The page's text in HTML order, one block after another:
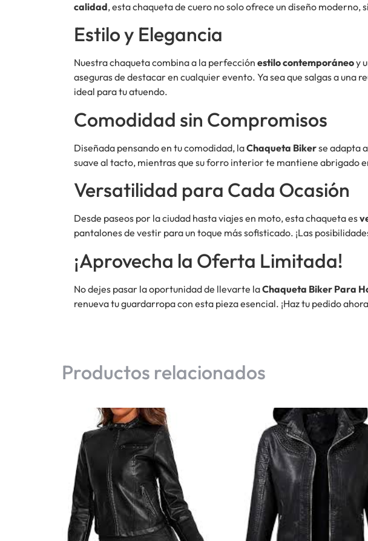
calidad, esta chaqueta de cuero no solo ofrece un diseño
Estilo y Elegancia
Nuestra chaqueta combina a la perfección estilo contemporáneoy
aseguras de destacar en cualquier evento. Ya sea que salgas a una
ideal para tu atuendo.
Comodidad sin Compromisos
Diseñada pensando en tu comodidad, laChaqueta Bikerse adapta
suave al tacto, mientras que su forro interior te mantiene abrigado
Versatilidad para Cada Ocasión
Desde paseos por la ciudad hasta viajes en moto, esta chaqueta es
pantalones de vestir para un toque más sofisticado. ¡Las
¡Aprovecha la Oferta Limitada!
No dejes pasar la oportunidad de llevarte laChaqueta Biker Para
renueva tu guardarropa con esta pieza esencial. ¡Haz tu pedido
Productos relacionados